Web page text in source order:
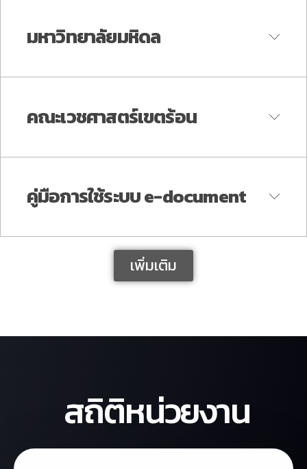
» พระราชกฤษฎีกาจัดตั้งคณะ
อายุรศาสตร์เขตร้อน และวิทยาศาสตร์
การแพทย์ ในมหาวิทยาลัย
มหาวิทยาลัยมหิดล
» ประกาศมหาวิทยาลัยมหิดล เรื่อง
หลักเกณฑ์การใช้ตราสัญลักษณ์ ชื่อ
และอัตลักษณ์ของมหาวิทยาลัยมหิดล
» ประกาศมหาวิทยาลัยมหิดล เรื่อง
(ฉบับที่ 2) พ.ศ. 2563
» Link Download ตราสัญลักษณ์
มหาวิทยาลัยมหิดล
คณะเวชศาสตร์เขตร้อน
» ประกาศคณะเวชศาสตร์เขตร้อน
เรื่อง หลักเกณฑ์ และอัตราการจัดเก็บ
ค่าบำรุงการใช้สถานที่ ห้องประชุม
ร้อน พ.ศ. 2567
มอบหมายอำนาจหน้าที่ให้รองคณบดี
ฝ่ายต่างๆ และผู้อำนวยการโรง
คู่มือการใช้ระบบ e-document
GDCC User คู่มือสารบรรณ
GDCC คู่มือประกอบการอบรมระบบ
e-office ระบบลงนาม (in-tray)
เพิ่มเติม
สถิติหน่วยงาน